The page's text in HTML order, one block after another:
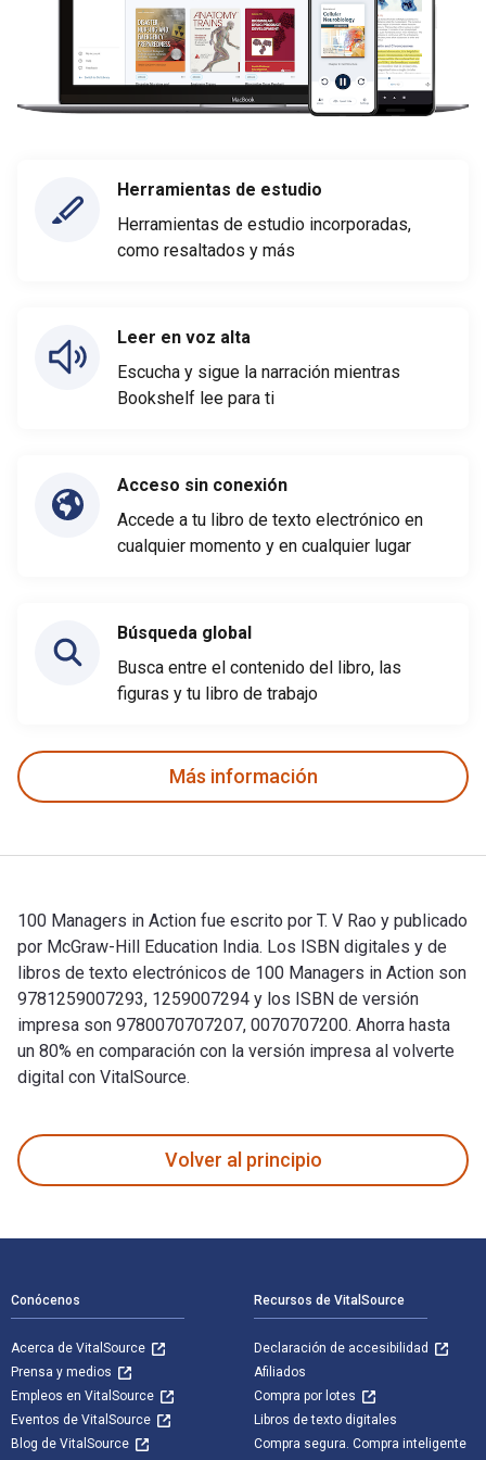
Herramientas de estudio
Herramientas de estudio incorporadas,
como resaltados y más
Leer en voz alta
Escucha y sigue la narración mientras
Bookshelf lee para ti
Acceso sin conexión
Accede a tu libro de texto electrónico en
cualquier momento y en cualquier lugar
Búsqueda global
Busca entre el contenido del libro, las
figuras y tu libro de trabajo
Más información
100 Managers in Action fue escrito por T. V Rao y publicado
por McGraw-Hill Education India. Los ISBN digitales y de
libros de texto electrónicos de 100 Managers in Action son
9781259007293, 1259007294 y los ISBN de versión
impresa son 9780070707207, 0070707200. Ahorra hasta
un 80% en comparación con la versión impresa al volverte
digital con VitalSource.
Volver al principio
Conócenos
Acerca de VitalSource
Prensa y medios
Empleos en VitalSource
Eventos de VitalSource
Blog de VitalSource
Recursos de VitalSource
Declaración de accesibilidad
Afiliados
Compra por lotes
Libros de texto digitales
Compra segura. Compra inteligente